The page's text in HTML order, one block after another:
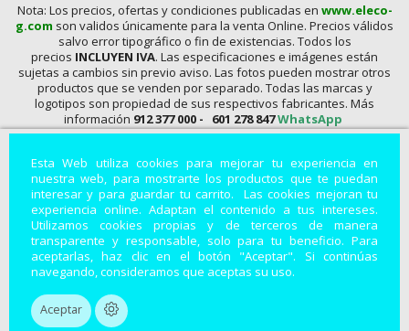
Esta Web utiliza cookies para mejorar tu experiencia en
nuestra web, para mostrarte los productos que te puedan
interesar y para guardar tu carrito. Las cookies mejoran tu
experiencia online. Adaptan el contenido a tus intereses.
Utilizamos cookies propias y de terceros de manera
transparente y responsable, solo para tu beneficio. Para
aceptarlas, haz clic en el botón "Aceptar". Si continúas
navegando, consideramos que aceptas su uso.
Aceptar
Nota: Los precios, ofertas y condiciones publicadas en www.eleco-
g.com son validos únicamente para la venta Online. Precios válidos
salvo error tipográfico o fin de existencias. Todos los
precios INCLUYEN IVA. Las especificaciones e imágenes están
sujetas a cambios sin previo aviso. Las fotos pueden mostrar otros
productos que se venden por separado. Todas las marcas y
logotipos son propiedad de sus respectivos fabricantes. Más
información 912 377 000 - 601 278 847WhatsApp
Distancia, Conexiones, alimentadores, Baterías, Pilas,
Aparatos de Medida, Soldadores, Hdmi, Tester, Cargadores,
Componentes, Fuentes de Alimentación, Teléfonos,
Accesorios para Smartphones, Informática, Cámaras de
Vigilancia, Instrumentos de Medida, Baterías por Encargo,
Módulos, Accesorios para Fotografía, Repuestos de
Electrodomésticos, Leds, Soportes para Televisión..